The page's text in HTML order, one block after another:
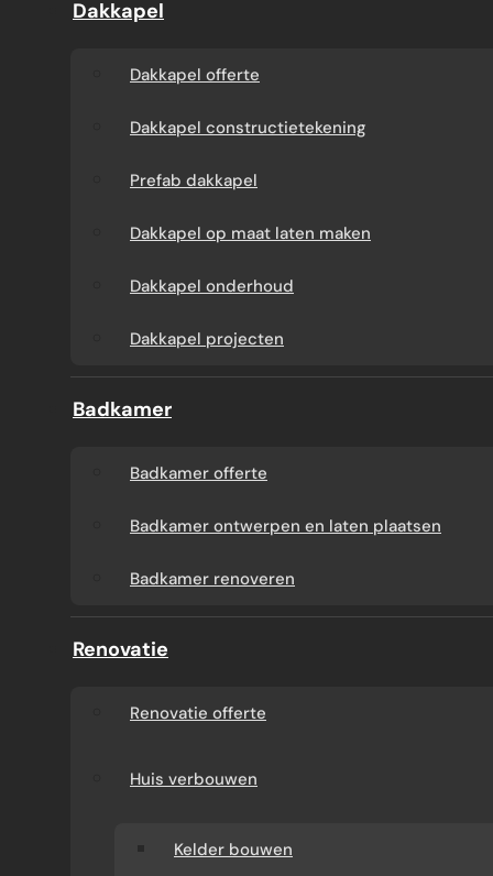
Moderne aanbouw
Dakkapel
Dakkapel offerte
Dakkapel constructietekening
Prefab dakkapel
Dakkapel op maat laten maken
Dakkapel onderhoud
Dakkapel projecten
Badkamer
Badkamer offerte
Badkamer ontwerpen en laten plaatsen
Badkamer renoveren
Renovatie
Renovatie offerte
Huis verbouwen
Kelder bouwen